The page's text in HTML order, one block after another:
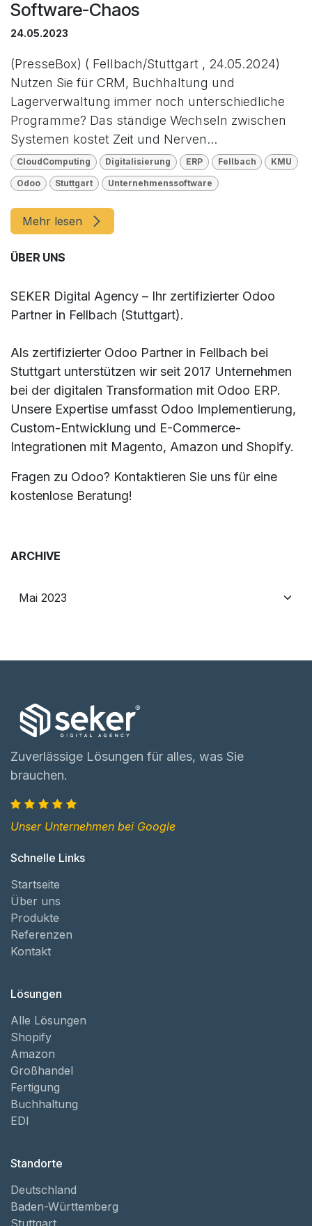
Software-Chaos
24.05.2023
(PresseBox) ( Fellbach/Stuttgart , 24.05.2024)
Nutzen Sie für CRM, Buchhaltung und
Lagerverwaltung immer noch unterschiedliche
Programme? Das ständige Wechseln zwischen
Systemen kostet Zeit und Nerven...
CloudComputing Digitalisierung ERP Fellbach KMU
Odoo Stuttgart Unternehmenssoftware
Mehr lesen
ÜBER UNS
SEKER Digital Agency – Ihr zertifizierter Odoo
Partner in Fellbach (Stuttgart).
Als zertifizierter Odoo Partner in Fellbach bei
Stuttgart unterstützen wir seit 2017 Unternehmen
bei der digitalen Transformation mit Odoo ERP.
Unsere Expertise umfasst Odoo Implementierung,
Custom-Entwicklung und E-Commerce-
Integrationen mit Magento, Amazon und Shopify.
Fragen zu Odoo? Kontaktieren Sie uns für eine
kostenlose Beratung!
ARCHIVE
Zuverlässige Lösungen für alles, was Sie
brauchen.
Unser Unternehmen bei Google
Schnelle Links
Startseite
Über uns
Produkte
Referenzen
Kontakt
Lösungen
Alle Lösungen
Shopify
Amazon
Großhandel
Fertigung
Buchhaltung
EDI
Standorte
Deutschland
Baden-Württemberg
Stuttgart